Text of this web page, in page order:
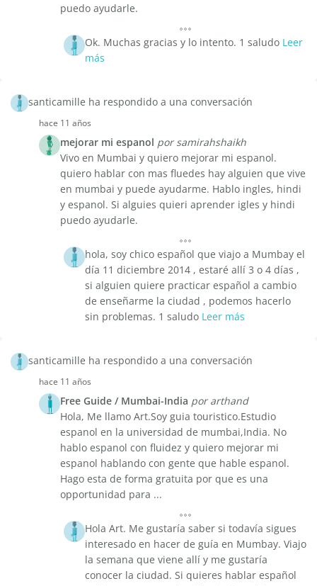
puedo ayudarle.
Ok. Muchas gracias y lo intento. 1 saludo Leer
más
santicamille ha respondido a una conversación
hace 11 años
mejorar mi espanol por samirahshaikh
Vivo en Mumbai y quiero mejorar mi espanol.
quiero hablar con mas fluedes hay alguien que vive
en mumbai y puede ayudarme. Hablo ingles, hindi
y espanol. Si alguies quieri aprender igles y hindi
puedo ayudarle.
hola, soy chico español que viajo a Mumbay el
día 11 diciembre 2014 , estaré allí 3 o 4 días ,
si alguien quiere practicar español a cambio
de enseñarme la ciudad , podemos hacerlo
sin problemas. 1 saludo Leer más
santicamille ha respondido a una conversación
hace 11 años
Free Guide / Mumbai-India por arthand
Hola, Me llamo Art.Soy guia touristico.Estudio
espanol en la universidad de mumbai,India. No
hablo espanol con fluidez y quiero mejorar mi
espanol hablando con gente que hable espanol.
Hago esta de forma gratuita por que es una
opportunidad para ...
Hola Art. Me gustaría saber si todavía sigues
interesado en hacer de guía en Mumbay. Viajo
la semana que viene allí y me gustaría
conocer la ciudad. Si quieres hablar español